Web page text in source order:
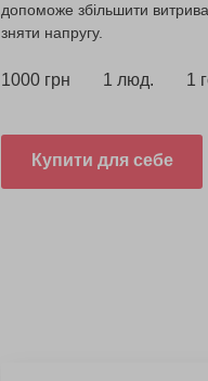
допоможе збільшити
зняти напругу.
1000 грн 1 люд. 1
Купити для себе